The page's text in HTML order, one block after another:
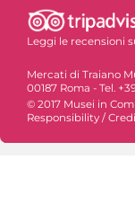
Leggi le recensioni
Mercati di Traiano
00187 Roma - Tel.
© 2017 Musei in
Responsibility /